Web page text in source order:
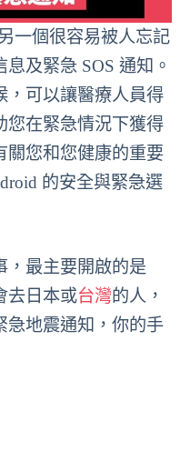
一個很容易被人忘記
及緊急 SOS 通知。
，可以讓醫療人員得
您在緊急情況下獲得
關您和您健康的重要
的安全與緊急選
，最主要開啟的是
去日本或台灣的人，
急地震通知，你的手